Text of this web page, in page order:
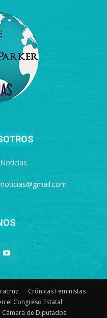
Crónicas Feministas
el Congreso Estatal
Cámara de Diputados